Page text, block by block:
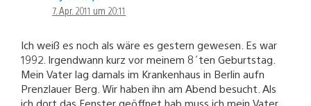
7. Apr. 2011 um 20:11
Ich weiß es noch als wäre es gestern gewesen. Es war
1992. Irgendwann kurz vor meinem 8´ten Geburtstag.
Mein Vater lag damals im Krankenhaus in Berlin aufn
Prenzlauer Berg. Wir haben ihn am Abend besucht. Als
ich dort das Fenster geöffnet hab muss ich mein Vater